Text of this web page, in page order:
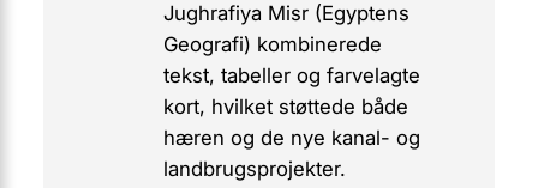
Jughrafiya Misr(Egyptens
Geografi) kombinerede
tekst, tabeller og farvelagte
kort, hvilket støttede både
hæren og de nye kanal- og
landbrugsprojekter.